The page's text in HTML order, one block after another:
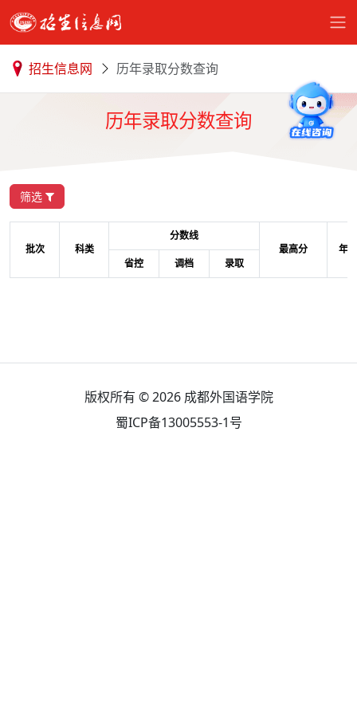
招生信息网 历年录取分数查询
历年录取分数查询
筛选
批次 科类
分数线
最高分
年
省控
调档 录取
版权所有 © 2026 成都外国语学院
蜀ICP备13005553-1号